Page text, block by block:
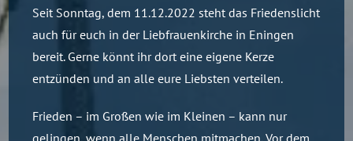
Seit Sonntag, dem 11.12.2022 steht das Friedenslicht
auch für euch in der Liebfrauenkirche in Eningen
bereit. Gerne könnt ihr dort eine eigene Kerze
entzünden und an alle eure Liebsten verteilen.
Frieden – im Großen wie im Kleinen – kann nur